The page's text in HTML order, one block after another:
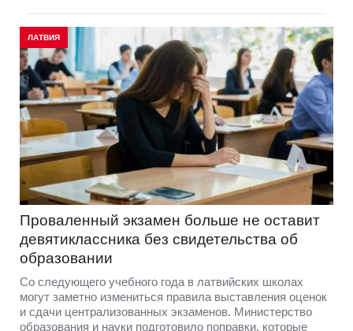
ЛАТВИЯ
Проваленный экзамен больше не оставит
девятиклассника без свидетельства об
образовании
Со следующего учебного года в латвийских школах
могут заметно измениться правила выставления оценок
и сдачи централизованных экзаменов. Министерство
образования и науки подготовило поправки, которые